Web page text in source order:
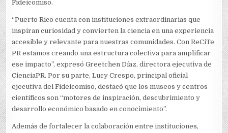
Fideicomiso.
“Puerto Rico cuenta con instituciones extraordinarias que
inspiran curiosidad y convierten la ciencia en una experiencia
accesible y relevante para nuestras comunidades. Con ReCiTe
PR estamos creando una estructura colectiva para amplificar
ese impacto”, expresó Greetchen Díaz, directora ejecutiva de
CienciaPR. Por su parte, Lucy Crespo, principal oficial
ejecutiva del Fideicomiso, destacó que los museos y centros
científicos son “motores de inspiración, descubrimiento y
desarrollo económico basado en conocimiento”.
Además de fortalecer la colaboración entre instituciones,